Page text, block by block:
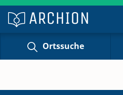
Ortssuche